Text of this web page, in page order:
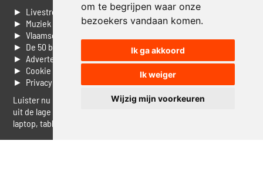
om te begrijpen waar onze
bezoekers vandaan komen.
Ik ga akkoord
Ik weiger
Wijzig mijn voorkeuren
► Livestream informatie
► Muziek opzoeken
► Vlaamse 100 Aller tijden
► De 50 beste van...
► Adverteren op Jouwradio
► Cookie voorkeuren wijzigen
► Privacyinformatie
Luister nu naar Jouwradio! De beste Nederlandstalige muziek
uit de lage landen hoor je hier al 20 jaar. In digitale kwaliteit op je
laptop, tablet of smartphone.